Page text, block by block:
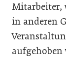
Mitarbeiter,
in anderen
aufgehoben